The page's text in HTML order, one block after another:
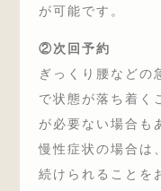
が可能です。
②次回予約
ぎっくり腰などの
で状態が落ち着く
が必要ない場合も
慢性症状の場合は
続けられることを